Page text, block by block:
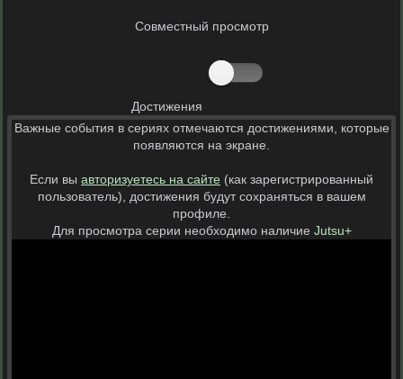
Совместный просмотр
Достижения
Важные события в сериях отмечаются достижениями, которые
появляются на экране.
Если вы авторизуетесь на сайте (как зарегистрированный
пользователь), достижения будут сохраняться в вашем
профиле.
Для просмотра серии необходимо наличие Jutsu+